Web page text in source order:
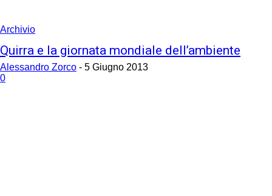
Archivio
Quirra e la giornata mondiale dell’ambiente
Alessandro Zorco - 5 Giugno 2013
0